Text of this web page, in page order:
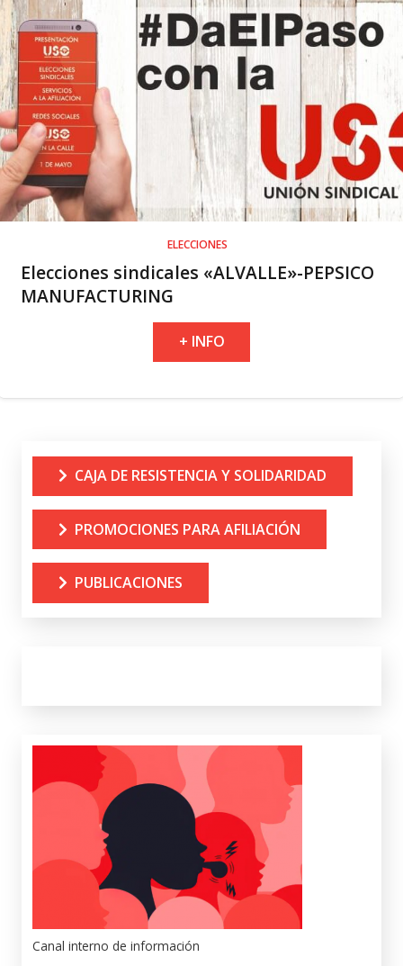
ELECCIONES
Elecciones sindicales «ALVALLE»-PEPSICO
MANUFACTURING
+ INFO
CAJA DE RESISTENCIA Y SOLIDARIDAD
PROMOCIONES PARA AFILIACIÓN
PUBLICACIONES
Canal interno de información